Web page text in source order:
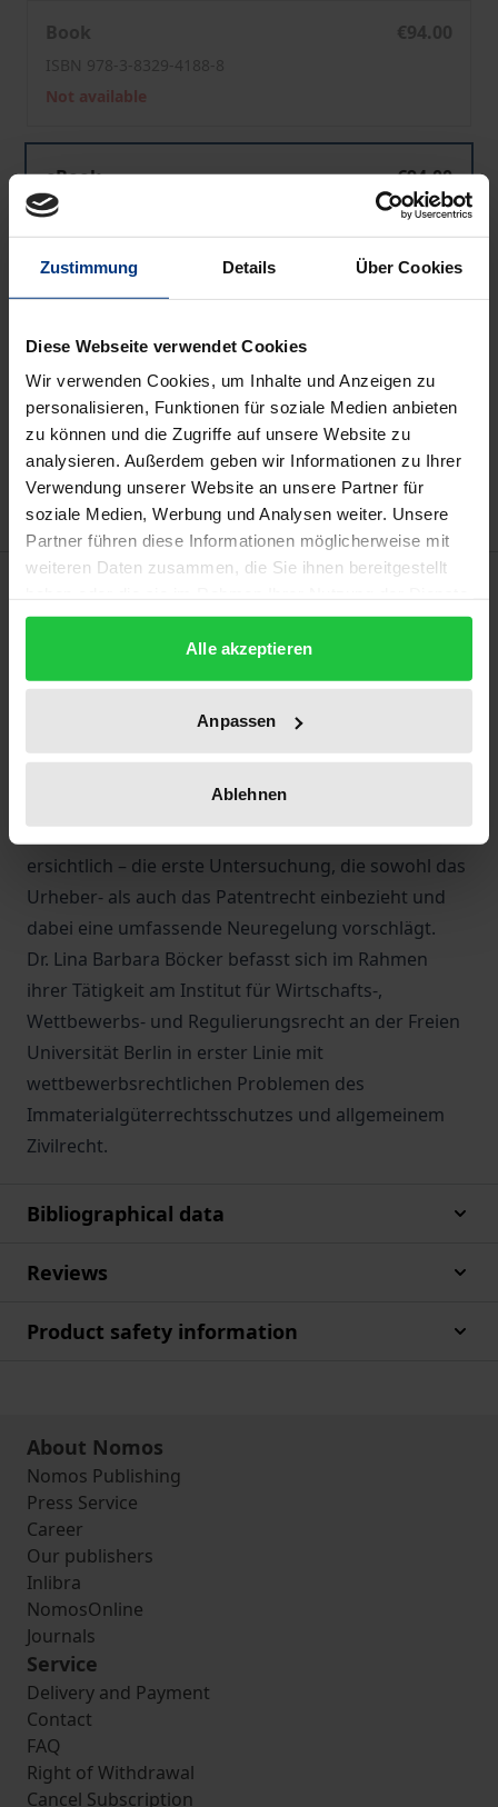
Zustimmung Details Über Cookies
Diese Webseite verwendet Cookies
Wir verwenden Cookies, um Inhalte und Anzeigen zu
personalisieren, Funktionen für soziale Medien anbieten
zu können und die Zugriffe auf unsere Website zu
analysieren. Außerdem geben wir Informationen zu Ihrer
Verwendung unserer Website an unsere Partner für
soziale Medien, Werbung und Analysen weiter. Unsere
Partner führen diese Informationen möglicherweise mit
weiteren Daten zusammen, die Sie ihnen bereitgestellt
gesammelt haben.
Alle akzeptieren
Anpassen
Ablehnen
Book
€94.00
ISBN 978-3-8329-4188-8
Not available
eBook
€94.00
ISBN 978-3-8452-1950-9
Available
may vary at checkout.
Add to Cart
Add to Wish List
Delivery cost notice
Description
Die vorliegende Arbeit will langjährige
Missverständnisse und Schwierigkeiten des
immaterialgüterrechtlichen Schutzes von
Blickwinkel auf der Grundlage der technischen und
ersichtlich – die erste Untersuchung, die sowohl das
Urheber- als auch das Patentrecht einbezieht und
dabei eine umfassende Neuregelung vorschlägt.
Dr. Lina Barbara Böcker befasst sich im Rahmen
ihrer Tätigkeit am Institut für Wirtschafts-,
Wettbewerbs- und Regulierungsrecht an der Freien
Universität Berlin in erster Linie mit
wettbewerbsrechtlichen Problemen des
Immaterialgüterrechtsschutzes und allgemeinem
Zivilrecht.
Bibliographical data
Reviews
Product safety information
About Nomos
Nomos Publishing
Press Service
Career
Our publishers
Inlibra
NomosOnline
Journals
Service
Delivery and Payment
Contact
FAQ
Right of Withdrawal
Cancel Subscription